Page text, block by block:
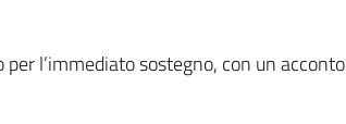
l’immediato sostegno, con un